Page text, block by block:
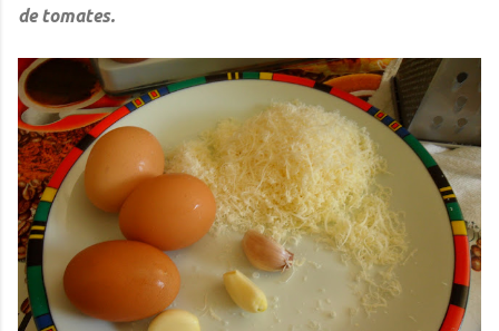
de tomates.